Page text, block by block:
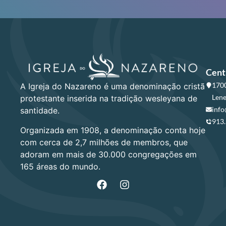
A Igreja do Nazareno é uma denominação cristã
protestante inserida na tradição wesleyana de
santidade.
Organizada em 1908, a denominação conta hoje
com cerca de 2,7 milhões de membros, que
adoram em mais de 30.000 congregações em
165 áreas do mundo.